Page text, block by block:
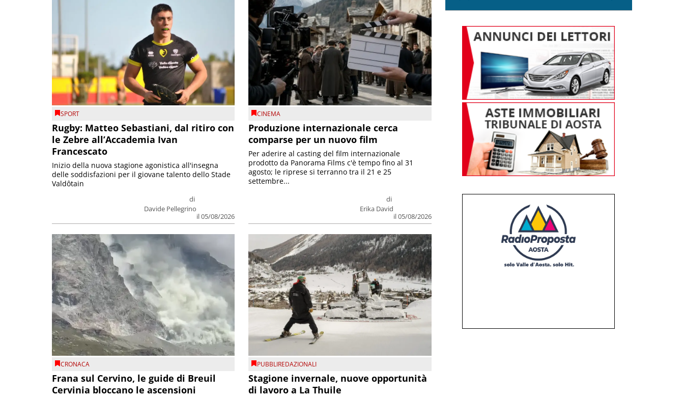
SPORT
Rugby: Matteo Sebastiani, dal ritiro con
le Zebre all’Accademia Ivan
Francescato
di
Davide Pellegrino
il 05/08/2026
Inizio della nuova stagione agonistica all'insegna
delle soddisfazioni per il giovane talento dello Stade
Valdôtain
CINEMA
Produzione internazionale cerca
comparse per un nuovo film
di
Erika David
il 05/08/2026
Per aderire al casting del film internazionale
prodotto da Panorama Films c'è tempo fino al 31
agosto; le riprese si terranno tra il 21 e 25
settembre...
CRONACA
Frana sul Cervino, le guide di Breuil
Cervinia bloccano le ascensioni
PUBBLIREDAZIONALI
Stagione invernale, nuove opportunità
di lavoro a La Thuile